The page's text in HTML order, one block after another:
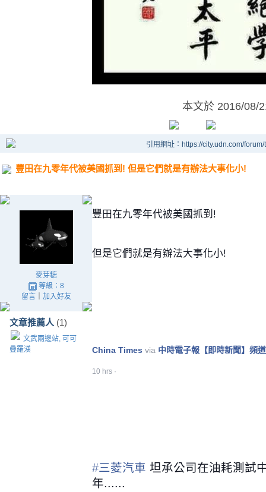
本文於 2016/08/
引用網址：https://city.udn.com/
豐田在九零年代被美國抓到! 但是它們就是有辦法大事化小!
麥芽糖
等級：8
留言｜ 加入好友
文章推薦人 (1)
文武兩邊站, 可可
疊羅漢
豐田在九零年代被美國抓到!
但是它們就是有辦法大事化小!
China Times via 中時電子報【即時新聞】頻道
10 hrs ·
‪#‎三菱汽車‬ 坦承公司在油耗測試
年......